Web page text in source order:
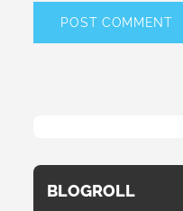
BLOGROLL